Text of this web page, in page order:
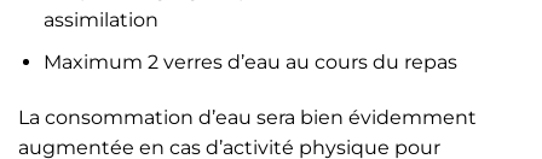
assimilation
Maximum 2 verres d’eau au cours du repas
La consommation d’eau sera bien évidemment
augmentée en cas d’activité physique pour